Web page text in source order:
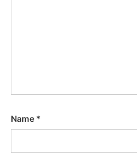
Name *